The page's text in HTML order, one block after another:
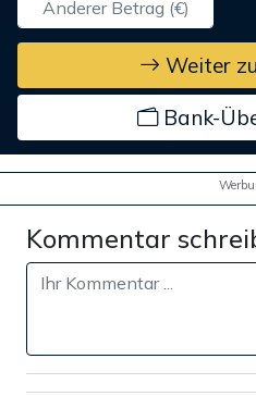
Weiter
Bank-
Kommentar